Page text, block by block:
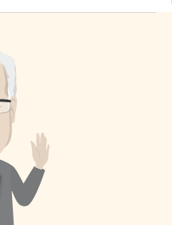
NORAD, est sur la piste du père
Noël afin de nourrir le rêve et
l’imaginaire des enfants. Cette
année encore, le NORAD affecte
plusieurs membres de ses
effectifs canadiens et
américains à cette mission
toute spéciale. L’opération s’est
mise en branle […]